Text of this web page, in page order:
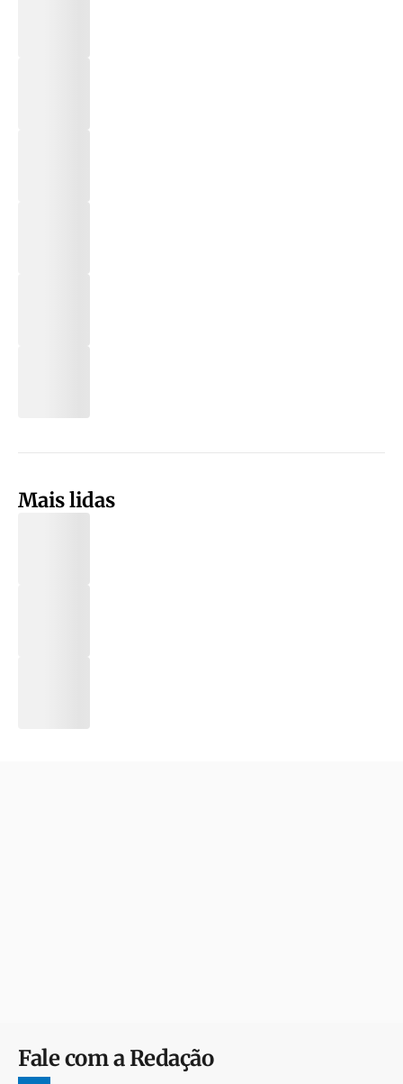
Mais lidas
Fale com a Redação